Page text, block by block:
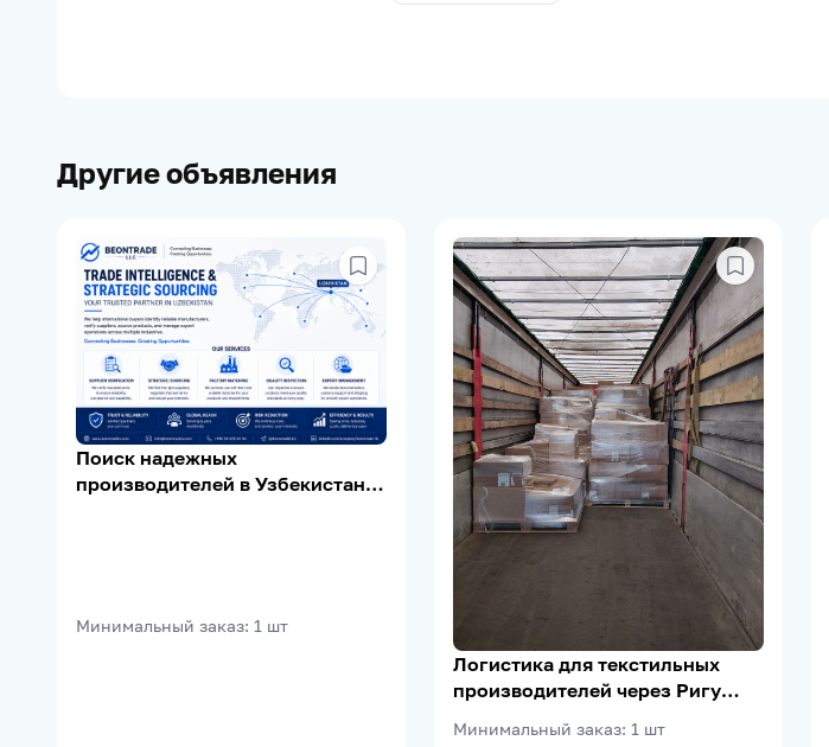
Другие объявления
Поиск надежных
производителей в Узбекистане |
Минимальный заказ: 1 шт
Логистика для текстильных
производителей через Ригу
Минимальный заказ: 1 шт